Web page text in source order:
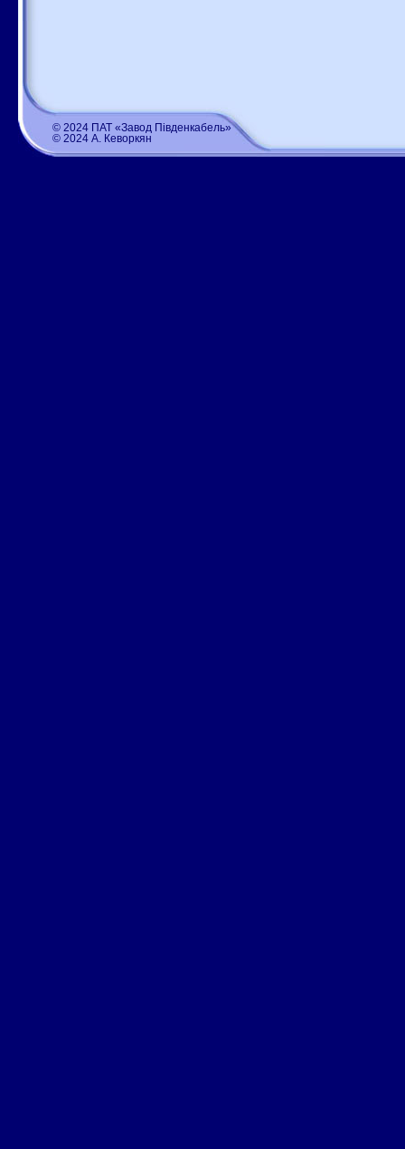
© 2024 ПАТ «Завод Південкабель»
© 2024 А. Кеворкян